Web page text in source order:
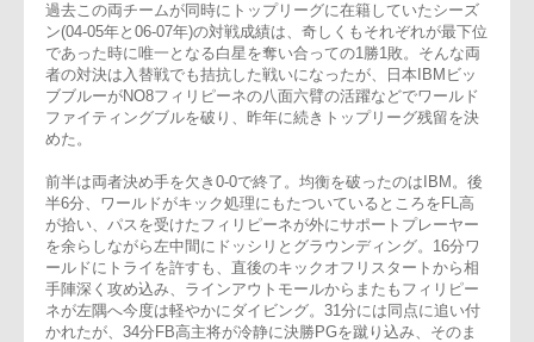
過去この両チームが同時にトップリーグに在籍していたシーズ
ン(04-05年と06-07年)の対戦成績は、奇しくもそれぞれが最下
であった時に唯一となる白星を奪い合っての1勝1敗。そんな両
者の対決は入替戦でも拮抗した戦いになったが、日本IBMビッ
ブブルーがNO8フィリピーネの八面六臂の活躍などでワールド
めた。
前半は両者決め手を欠き0-0で終了。均衡を破ったのはIBM。
半6分、ワールドがキック処理にもたついているところをFL高
が拾い、パスを受けたフィリピーネが外にサポートプレーヤー
を余らしながら左中間にドッシリとグラウンディング。16分ワ
ールドにトライを許すも、直後のキックオフリスタートから相